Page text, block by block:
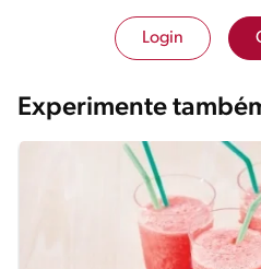
Login
Experimente